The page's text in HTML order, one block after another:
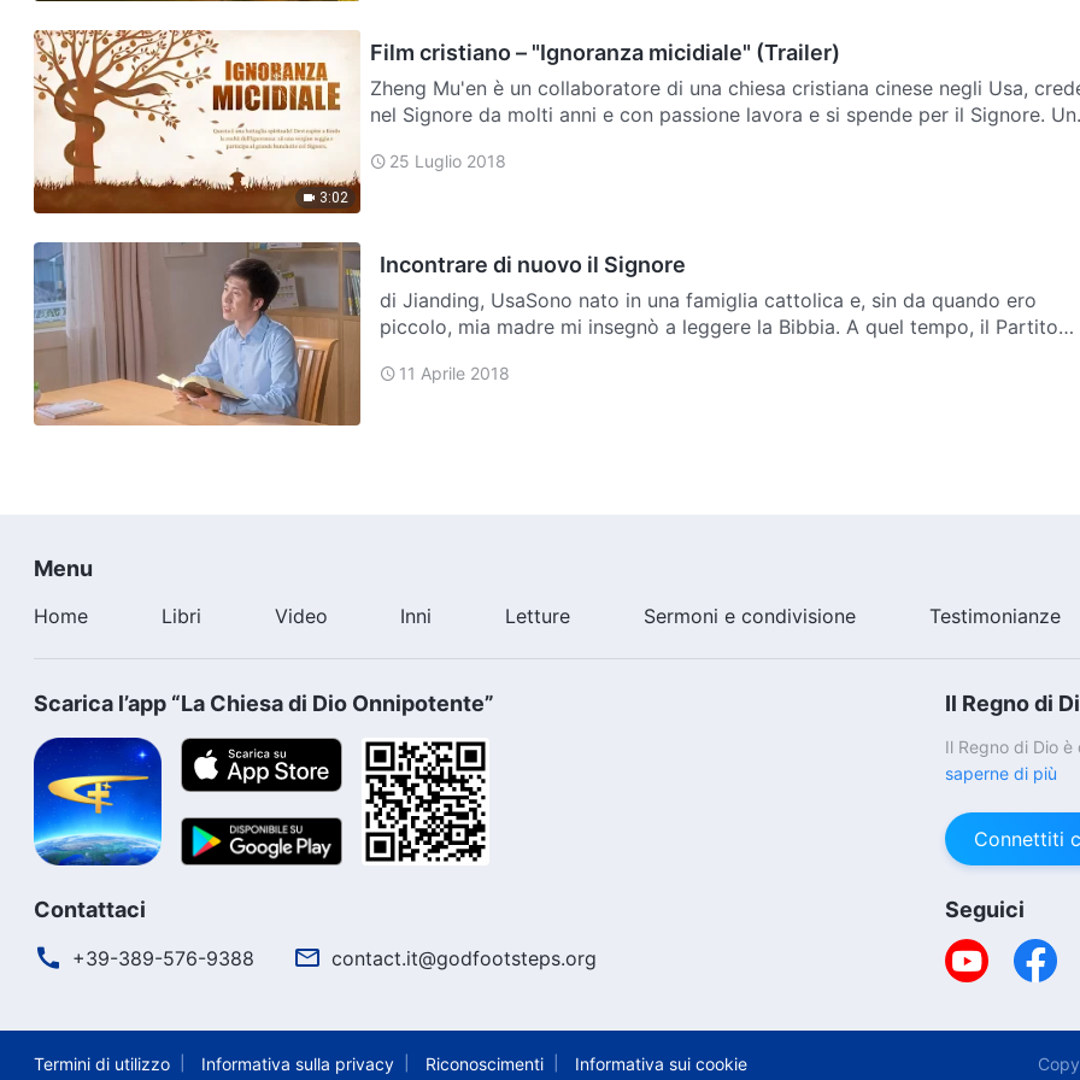
3:02
Film cristiano – "Ignoranza micidiale" (Trailer)
Zheng Mu'en è un collaboratore di una chiesa cristiana cinese negli Usa,
nel Signore da molti anni e con passione lavora e si spende per il Signore. Un
25 Luglio 2018
Incontrare di nuovo il Signore
di Jianding, UsaSono nato in una famiglia cattolica e, sin da quando ero
piccolo, mia madre mi insegnò a leggere la Bibbia. A quel tempo, il Partito
11 Aprile 2018
Menu
Home Libri Video Inni Letture Sermoni e condivisione Testimonianze
Scarica l’app “La Chiesa di Dio Onnipotente”
Contattaci
+39-389-576-9388 contact.it@godfootsteps.org
Il Regno di
Il Regno di Dio
saperne di più
Connettiti
Seguici
Termini di utilizzo Informativa sulla privacy Riconoscimenti Informativa sui cookie